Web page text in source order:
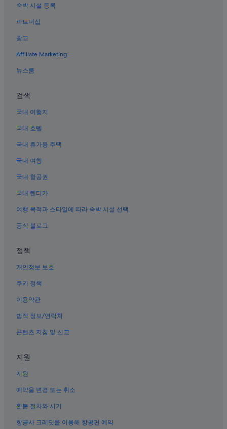
오쿠노시마 섬의 4성급 호텔
세라정 호텔
치기리 섬 근처 호텔
세라 호텔
다케하라시의 WiFi 제공 호텔
히로시마대학교 근처 호텔
오노미치시의 게스트하우스
히가시히로시마 호텔
오쿠노시마 섬 독가스 박물관 근처 호텔
세라정의 게스트하우스
오쿠노시마 섬의 수영장이 있는 호텔
미하라 스나미 역 근처 호텔
오쿠노시마 섬의 아침 식사 제공 호텔
다케하라 아키나가하마 역의 게스트하우스
다케하라 요시나 역 근처 호텔
히가시히로시마의 4성급 호텔
오쿠노시마 섬 호텔
오쿠노시마 섬의 3성급 호텔
히가시히로시마 니시타카야 역 근처 호텔
미하라시 호텔
히가시히로시마 카자하야 역 근처 호텔
혼고초 호텔
카모츠루 사케양조장 근처 호텔
오쿠노시마 섬의 Kyukamura 호텔
히가시히로시마 역 근처 호텔
숙박 시설 등록
파트너십
광고
Affiliate Marketing
뉴스룸
검색
국내 여행지
국내 호텔
국내 휴가용 주택
국내 여행
국내 항공권
국내 렌터카
여행 목적과 스타일에 따라 숙박 시설 선택
공식 블로그
정책
개인정보 보호
쿠키 정책
이용약관
법적 정보/연락처
콘텐츠 지침 및 신고
지원
지원
예약을 변경 또는 취소
환불 절차와 시기
항공사 크레딧을 이용해 항공편 예약